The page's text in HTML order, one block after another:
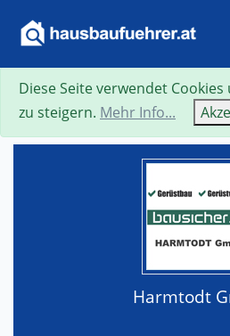
Suche Neue Suche
Harmtodt
Diese Seite verwendet
zu steigern. Mehr Info...